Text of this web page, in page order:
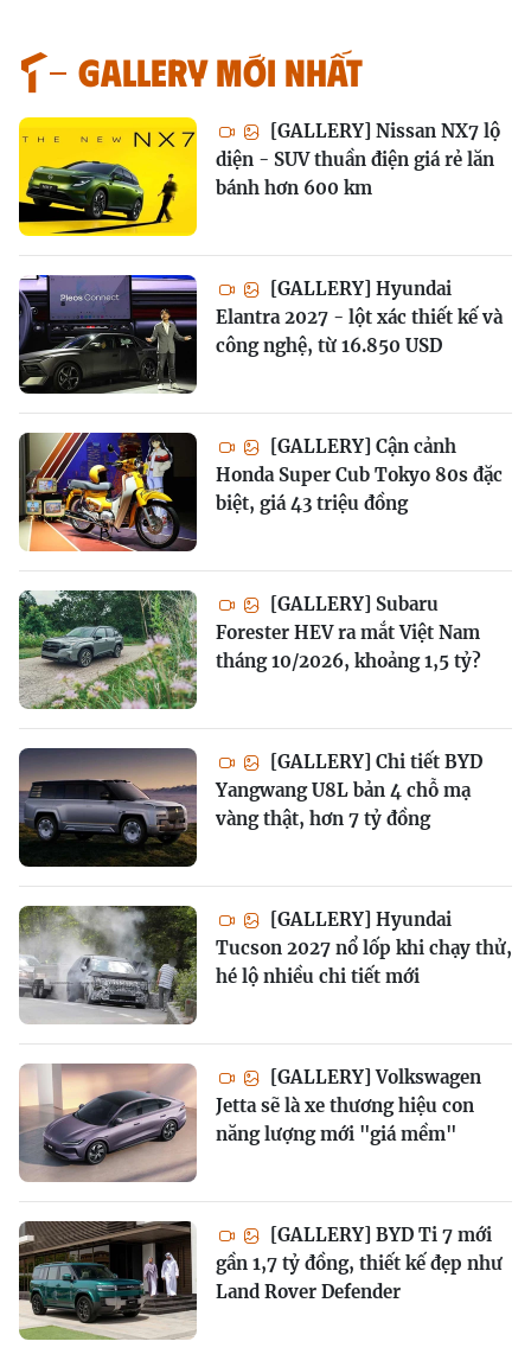
GALLERY MỚI NHẤT
[GALLERY] Nissan NX7 lộ
diện - SUV thuần điện giá rẻ lăn
bánh hơn 600 km
[GALLERY] Hyundai
Elantra 2027 - lột xác thiết kế và
công nghệ, từ 16.850 USD
[GALLERY] Cận cảnh
Honda Super Cub Tokyo 80s đặc
biệt, giá 43 triệu đồng
[GALLERY] Subaru
Forester HEV ra mắt Việt Nam
tháng 10/2026, khoảng 1,5 tỷ?
[GALLERY] Chi tiết BYD
Yangwang U8L bản 4 chỗ mạ
vàng thật, hơn 7 tỷ đồng
[GALLERY] Hyundai
Tucson 2027 nổ lốp khi chạy thử,
hé lộ nhiều chi tiết mới
[GALLERY] Volkswagen
Jetta sẽ là xe thương hiệu con
năng lượng mới "giá mềm"
[GALLERY] BYD Ti 7 mới
gần 1,7 tỷ đồng, thiết kế đẹp như
Land Rover Defender